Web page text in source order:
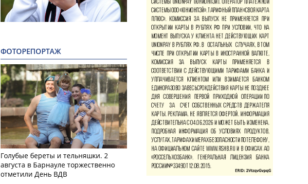
ФОТОРЕПОРТАЖ
Голубые береты и тельняшки. 2
августа в Барнауле торжественно
отметили День ВДВ